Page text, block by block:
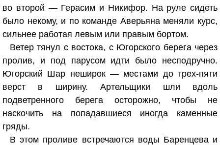
во второй — Герасим и Никифор. На руле сидеть
было некому, и по команде Аверьяна меняли курс,
сильнее работая левым или правым бортом.
Ветер тянул с востока, с Югорского берега через
пролив, и под парусом идти было несподручно.
Югорский Шар неширок — местами до трех-пяти
верст в ширину. Артельщики шли вдоль
подветренного берега осторожно, чтобы не
наскочить на попадавшиеся иногда каменные
гряды.
В этом проливе встречаются воды Баренцева и